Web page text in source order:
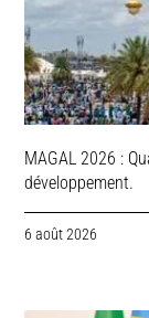
MAGAL 2026 :
développement.
6 août 2026